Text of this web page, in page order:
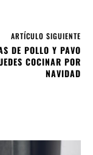
ARTÍCULO SIGUIENTE
DE POLLO Y PAVO
COCINAR POR
NAVIDAD